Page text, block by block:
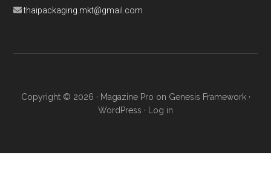
thaipackaging.mkt@gmail.com
Copyright © 2026 · Magazine Pro on Genesis Framework·
WordPress · Log in